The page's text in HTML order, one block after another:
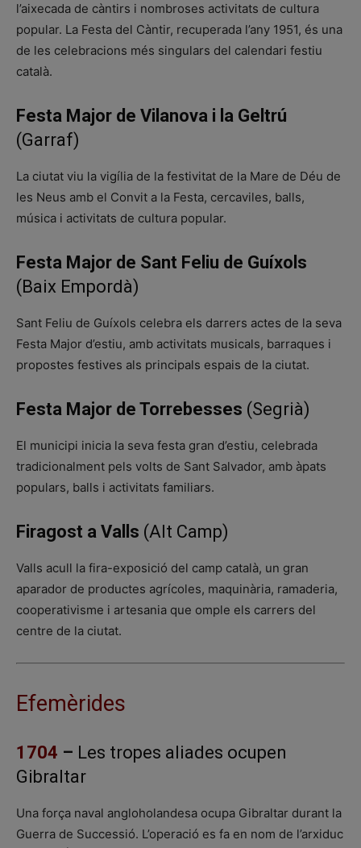
l’aixecada de càntirs i nombroses activitats de cultura
popular. La Festa del Càntir, recuperada l’any 1951, és una
de les celebracions més singulars del calendari festiu
català.
Festa Major de Vilanova i la Geltrú
(Garraf)
La ciutat viu la vigília de la festivitat de la Mare de Déu de
les Neus amb el Convit a la Festa, cercaviles, balls,
música i activitats de cultura popular.
Festa Major de Sant Feliu de Guíxols
(Baix Empordà)
Sant Feliu de Guíxols celebra els darrers actes de la seva
Festa Major d’estiu, amb activitats musicals, barraques i
propostes festives als principals espais de la ciutat.
Festa Major de Torrebesses (Segrià)
El municipi inicia la seva festa gran d’estiu, celebrada
tradicionalment pels volts de Sant Salvador, amb àpats
populars, balls i activitats familiars.
Firagost a Valls (Alt Camp)
Valls acull la fira-exposició del camp català, un gran
aparador de productes agrícoles, maquinària, ramaderia,
cooperativisme i artesania que omple els carrers del
centre de la ciutat.
Efemèrides
1704 – Les tropes aliades ocupen
Gibraltar
Una força naval angloholandesa ocupa Gibraltar durant la
Guerra de Successió. L’operació es fa en nom de l’arxiduc